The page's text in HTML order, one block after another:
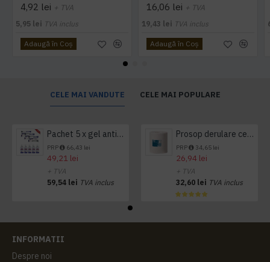
4,92 lei + TVA
5,95 lei TVA inclus
Adaugă în Coş
16,06 lei + TVA
19,43 lei TVA inclus
Adaugă în Coş
CELE MAI VANDUTE CELE MAI POPULARE
Pachet 5 x gel antibacterian 50ml si 3 x Servetele antibacteriene 48 buc Hygienium
PRP 66,43 lei
49,21 lei
+ TVA
59,54 lei TVA inclus
Prosop derulare centrala 1 pliu, 300 m Tork
PRP 34,65 lei
26,94 lei
+ TVA
32,60 lei TVA inclus
INFORMATII
Despre noi